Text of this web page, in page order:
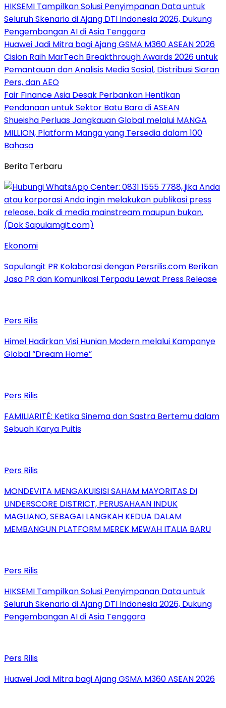
HIKSEMI Tampilkan Solusi Penyimpanan Data untuk
Seluruh Skenario di Ajang DTI Indonesia 2026, Dukung
Pengembangan AI di Asia Tenggara
Huawei Jadi Mitra bagi Ajang GSMA M360 ASEAN 2026
Cision Raih MarTech Breakthrough Awards 2026 untuk
Pemantauan dan Analisis Media Sosial, Distribusi Siaran
Pers, dan AEO
Fair Finance Asia Desak Perbankan Hentikan
Pendanaan untuk Sektor Batu Bara di ASEAN
Shueisha Perluas Jangkauan Global melalui MANGA
MILLION, Platform Manga yang Tersedia dalam 100
Bahasa
Berita Terbaru
Ekonomi
Sapulangit PR Kolaborasi dengan Persrilis.com Berikan
Jasa PR dan Komunikasi Terpadu Lewat Press Release
Pers Rilis
Himel Hadirkan Visi Hunian Modern melalui Kampanye
Global “Dream Home”
Pers Rilis
FAMILIARITÉ: Ketika Sinema dan Sastra Bertemu dalam
Sebuah Karya Puitis
Pers Rilis
MONDEVITA MENGAKUISISI SAHAM MAYORITAS DI
UNDERSCORE DISTRICT, PERUSAHAAN INDUK
MAGLIANO, SEBAGAI LANGKAH KEDUA DALAM
MEMBANGUN PLATFORM MEREK MEWAH ITALIA BARU
Pers Rilis
HIKSEMI Tampilkan Solusi Penyimpanan Data untuk
Seluruh Skenario di Ajang DTI Indonesia 2026, Dukung
Pengembangan AI di Asia Tenggara
Pers Rilis
Huawei Jadi Mitra bagi Ajang GSMA M360 ASEAN 2026